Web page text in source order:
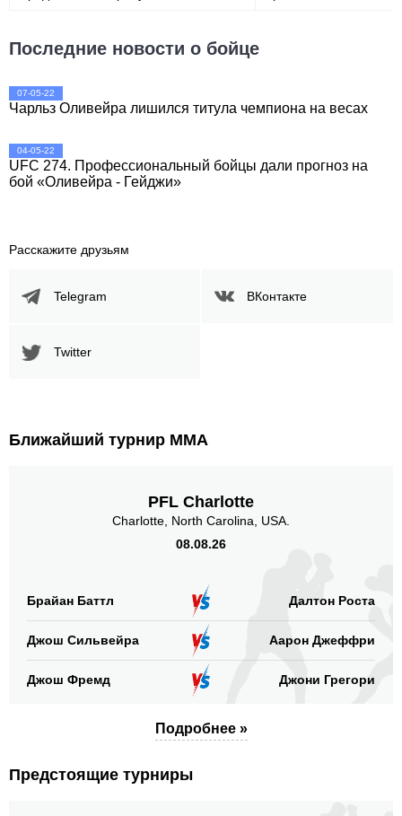
Последние новости о бойце
07-05-22
Чарльз Оливейра лишился титула чемпиона на весах
04-05-22
UFC 274. Профессиональный бойцы дали прогноз на
бой «Оливейра - Гейджи»
Расскажите друзьям
Telegram ВКонтакте
Twitter
Ближайший турнир ММА
PFL Charlotte
Charlotte, North Carolina, USA.
08.08.26
Брайан Баттл Далтон Роста
Джош Сильвейра Аарон Джеффри
Джош Фремд Джони Грегори
Подробнее »
Предстоящие турниры